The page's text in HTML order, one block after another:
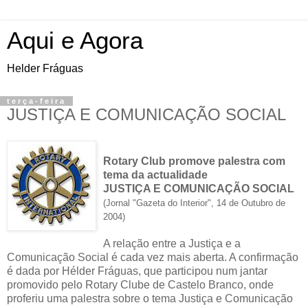
Aqui e Agora
Helder Fráguas
terça-feira
JUSTIÇA E COMUNICAÇÃO SOCIAL
Rotary Club promove palestra com
tema da actualidade
JUSTIÇA E COMUNICAÇÃO SOCIAL
(Jornal "Gazeta do Interior", 14 de Outubro de
2004)
A relação entre a Justiça e a
Comunicação Social é cada vez mais aberta. A confirmação
é dada por Hélder Fráguas, que participou num jantar
promovido pelo Rotary Clube de Castelo Branco, onde
proferiu uma palestra sobre o tema Justiça e Comunicação